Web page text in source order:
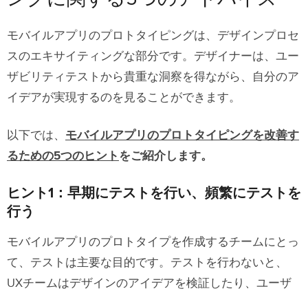
モバイルアプリのプロトタイピングは、デザインプロセ
スのエキサイティングな部分です。デザイナーは、ユー
ザビリティテストから貴重な洞察を得ながら、自分のア
イデアが実現するのを見ることができます。
以下では、 モバイルアプリのプロトタイピングを改善す
るための5つのヒント をご紹介します。
ヒント1：早期にテストを行い、頻繁にテストを
行う
モバイルアプリのプロトタイプを作成するチームにとっ
て、テストは主要な目的です。テストを行わないと、
UXチームはデザインのアイデアを検証したり、ユーザ